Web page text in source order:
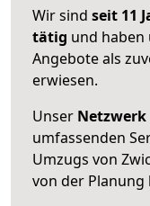
Wir sind seit 11
tätig und
Angebote als
erwiesen.
Unser Netzwerk
umfassenden
Umzugs von
von der Planung